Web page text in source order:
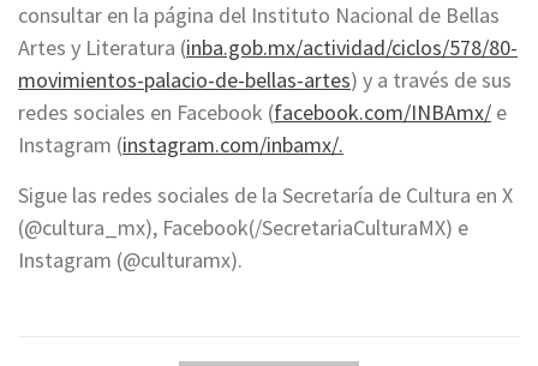
consultar en la página del Instituto Nacional de Bellas
Artes y Literatura (inba.gob.mx/actividad/ciclos/578/80-
movimientos-palacio-de-bellas-artes) y a través de sus
redes sociales en Facebook (facebook.com/INBAmx/ e
Instagram (instagram.com/inbamx/.
Sigue las redes sociales de la Secretaría de Cultura en X
(@cultura_mx), Facebook(/SecretariaCulturaMX) e
Instagram (@culturamx).